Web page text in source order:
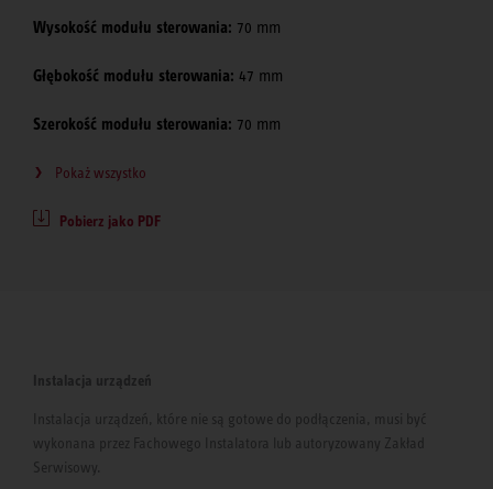
Wysokość modułu sterowania: 70 mm
Głębokość modułu sterowania: 47 mm
Szerokość modułu sterowania: 70 mm
Pokaż wszystko
Pobierz jako PDF
Instalacja urządzeń
Instalacja urządzeń, które nie są gotowe do podłączenia, musi być
wykonana przez Fachowego Instalatora lub autoryzowany Zakład
Serwisowy.